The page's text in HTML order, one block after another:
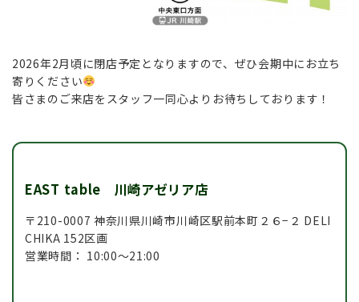
2026年2月頃に閉店予定となりますので、ぜひ会期中にお立ち
寄りください
皆さまのご来店をスタッフ一同心よりお待ちしております！
EAST table 川崎アゼリア店
〒210-0007 神奈川県川崎市川崎区駅前本町２６−２ DELI
CHIKA 152区画
営業時間： 10:00～21:00